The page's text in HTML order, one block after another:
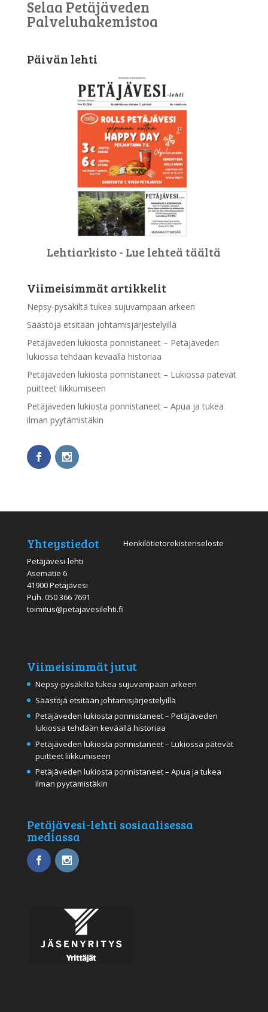
Selaa Petäjäveden
Palveluhakemistoa
Päivän lehti
Lehtiarkisto - Lue lehteä täältä
Viimeisimmät artikkelit
Nepsy-pysäkiltä tukea sujuvampaan arkeen
Säästöjä etsitään johtamisjärjestelyillä
Petäjäveden lukiosta ponnistaneet – Petäjäveden
lukiossa tehdään keväällä historiaa
Petäjäveden lukiosta ponnistaneet – Lukiossa pätevät
puitteet liikkumiseen
Petäjäveden lukiosta ponnistaneet – Apua ja tukea
ilman pyytämistäkin
Yhteystiedot
Petäjävesi-lehti
Asematie 6
41900 Petäjävesi
Puh. 050 366 7691
toimitus@petajavesilehti.fi
Henkilötietorekisteriseloste
Viimeisimmät jutut
Nepsy-pysäkiltä tukea sujuvampaan arkeen
Säästöjä etsitään johtamisjärjestelyillä
Petäjäveden lukiosta ponnistaneet – Petäjäveden
lukiossa tehdään keväällä historiaa
Petäjäveden lukiosta ponnistaneet – Lukiossa pätevät
puitteet liikkumiseen
Petäjäveden lukiosta ponnistaneet – Apua ja tukea
ilman pyytämistäkin
Petäjävesi-lehti sosiaalisessa
mediassa